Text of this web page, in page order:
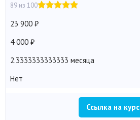
89 из 100
23 900
4 000
2.3333333333333 месяца
Нет
Ссылка на курс